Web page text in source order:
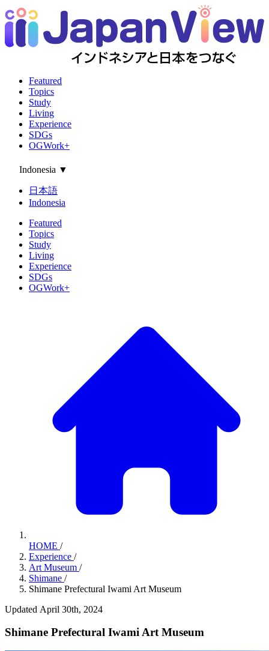
Featured
Topics
Study
Living
Experience
SDGs
OGWork+
Indonesia ▼
日本語
Indonesia
Featured
Topics
Study
Living
Experience
SDGs
OGWork+
HOME /
Experience /
Art Museum /
Shimane /
Shimane Prefectural Iwami Art Museum
Updated April 30th, 2024
Shimane Prefectural Iwami Art Museum